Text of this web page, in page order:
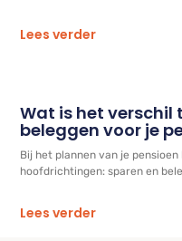
Lees verder
Wat is het verschil
beleggen voor je
Bij het plannen van je
hoofdrichtingen: sparen en
Lees verder